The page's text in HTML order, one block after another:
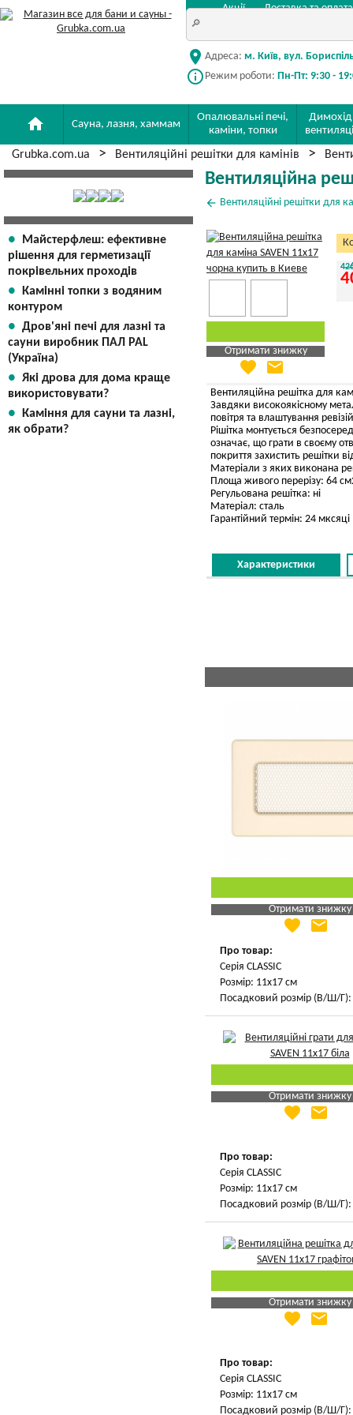
Акції Доставка та оплата
location_on Адреса: м. Київ, вул.
info_outline Режим роботи: Пн-Пт: 9:30 -
home Сауна, лазня, хаммам
Опалювальні печі,
каміни, топки
Grubka.com.ua Вентиляційні решітки для камінів
Майстерфлеш: ефективне
рішення для герметизації
покрівельних проходів
Камінні топки з водяним
контуром
Дров'яні печі для лазні та
сауни виробник ПАЛ PAL
(Україна)
Які дрова для дома краще
використовувати?
Каміння для сауни та лазні,
як обрати?
Вентиляційна
arrow_back Вентиляційні решітки для
Отримати знижку
Яка Ваша ціна
Вказати мою ціну
favorite email
Вентиляційна решітка для
Завдяки високоякісному
повітря та влаштування
Рішітка монтується
означає, що грати в своєму
покриття захистить решітки
Матеріали з яких виконана
Площа живого перерізу: 64
Регульована решітка: ні
Матеріал: сталь
Гарантійний термін: 24 мксяці
Характеристики
Отримати знижку
Яка Ваша ціна
Вказати мою ціну
favorite email
Про товар:
Серія CLASSIC
Розмір: 11х17 см
Посадковий розмір (В/Ш/Г):
Отримати знижку
Яка Ваша ціна
favorite email
Про товар:
Серія CLASSIC
Розмір: 11х17 см
Посадковий розмір (В/Ш/Г):
Отримати знижку
Яка Ваша ціна
favorite email
Про товар:
Серія CLASSIC
Розмір: 11х17 см
Посадковий розмір (В/Ш/Г):